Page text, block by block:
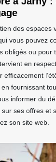
des espaces
vous pouvez
obligés ou pour
en
efficacement
en fournissant
informer du
ses offres et
son site web.